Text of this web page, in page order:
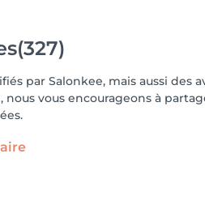
(327)
par Salonkee, mais aussi
nous vous encourageons à